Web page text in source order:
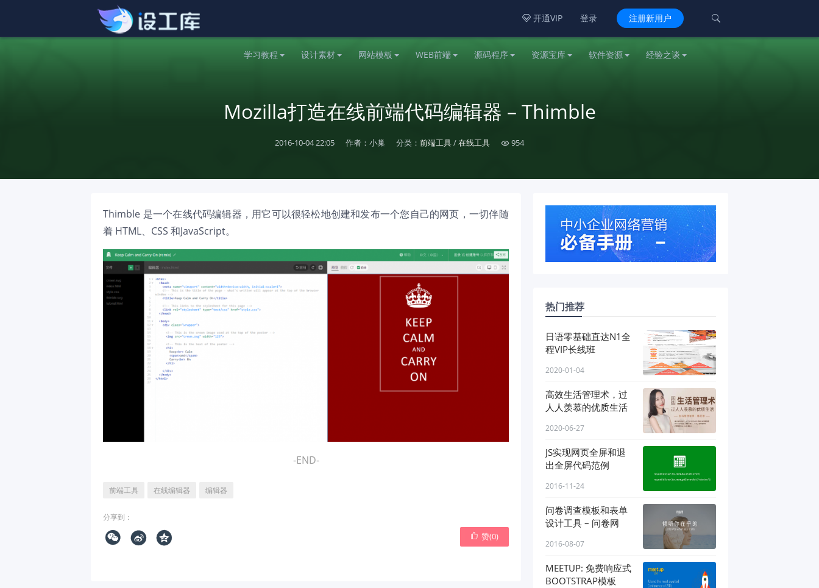
 开通VIP 登录 注册新用户 
学习教程 设计素材 网站模板 WEB前端 源码程序 资源宝库 软件资源 经验之谈
Mozilla打造在线前端代码编辑器 – Thimble
2016-10-04 22:05 作者：小巢 分类： 前端工具/在线工具  954
Thimble 是一个在线代码编辑器，用它可以很轻松地创建和发布一个您自己的网页，一切伴随
着 HTML、 CSS 和JavaScript。
-END-
前端工具 在线编辑器 编辑器
分享到：
    赞(0)
热门推荐
日语零基础直达N1全
程VIP长线班
2020-01-04
高效生活管理术，过
人人羡慕的优质生活
2020-06-27
JS实现网页全屏和退
出全屏代码范例
2016-11-24
问卷调查模板和表单
设计工具 – 问卷网
2016-08-07
MEETUP: 免费响应式
BOOTSTRAP模板